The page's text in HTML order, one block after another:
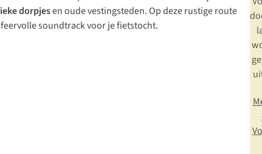
dorpjesen oude vestingsteden. Op deze rustige route
soundtrack voor je fietstocht.